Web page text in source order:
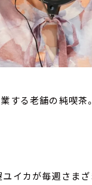
する老舗の純喫茶。
イカが毎週さまざ